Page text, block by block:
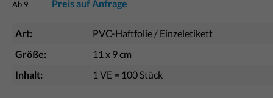
Ab 9 Preis auf Anfrage
Art:
PVC-Haftfolie / Einzeletikett
Größe:
11 x 9 cm
Inhalt:
1 VE = 100 Stück